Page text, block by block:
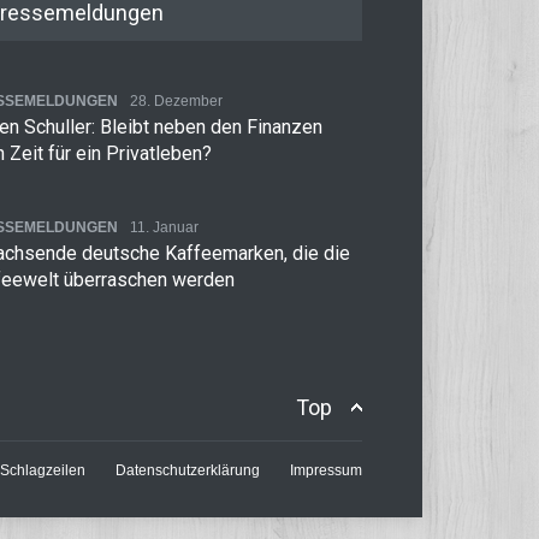
28. Dezember
Schuller: Bleibt neben den Finanzen
Zeit für ein Privatleben?
11. Januar
deutsche Kaffeemarken, die die
überraschen werden
Top
Schlagzeilen Datenschutzerklärung Impressum